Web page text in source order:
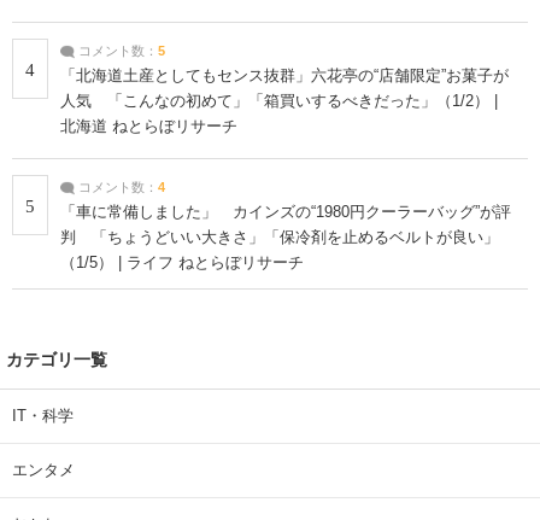
4
コメント数： 5
「北海道土産としてもセンス抜群」六花亭の“店舗限定”お菓子が
人気 「こんなの初めて」「箱買いするべきだった」（1/2） |
北海道 ねとらぼリサーチ
5
コメント数： 4
「車に常備しました」 カインズの“1980円クーラーバッグ”が評
判 「ちょうどいい大きさ」「保冷剤を止めるベルトが良い」
（1/5） | ライフ ねとらぼリサーチ
カテゴリ一覧
IT・科学
エンタメ